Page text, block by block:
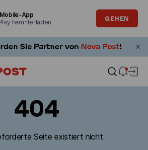
App
herunterladen
GEHEN
404
Seite existiert nicht